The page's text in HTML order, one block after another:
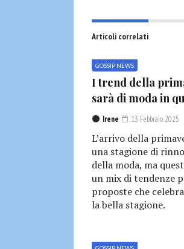
Articoli correlati
GOSSIP NEWS
I trend della
sarà di moda in
Irene 13 Febbraio 2025
L’arrivo della
una stagione di
della moda, ma
un mix di tendenze
proposte che
la bella stagione.